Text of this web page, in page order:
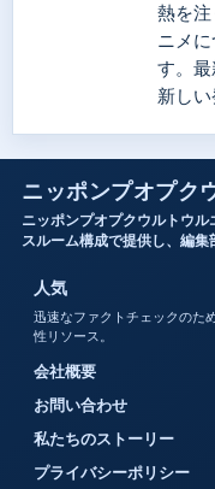
熱を
ニメ
す。
新しい
ニッポンプオプク
ニッポンプオプクウルトウ
スルーム構成で提供し、編集
人気
迅速なファクトチェックのた
性リソース。
会社概要
お問い合わせ
私たちのストーリー
プライバシーポリシー